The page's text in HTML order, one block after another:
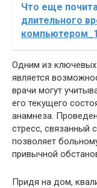
Что еще
длительного
компьютером_1
Одним из ключевых
является
врачи могут
его текущего
анамнеза.
стресс, связанный
позволяет
привычной
Придя на дом,